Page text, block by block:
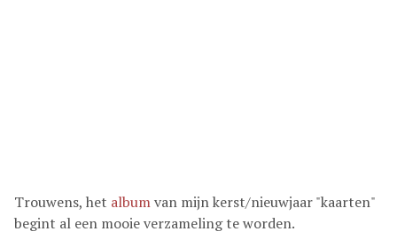
Trouwens, het albumvan mijn kerst/nieuwjaar "kaarten"
begint al een mooie verzameling te worden.